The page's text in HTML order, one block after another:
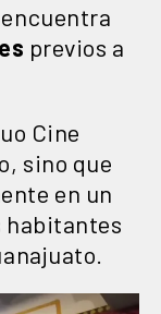
previos a
Cine
sino que
en un
habitantes